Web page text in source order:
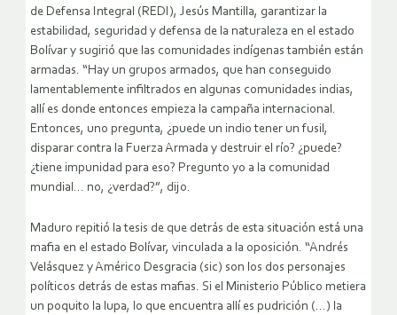
de Defensa Integral (REDI), Jesús Mantilla, garantizar la
estabilidad, seguridad y defensa de la naturaleza en el estado
Bolívar y sugirió que las comunidades indígenas también están
armadas. “Hay un grupos armados, que han conseguido
lamentablemente infiltrados en algunas comunidades indias,
allí es donde entonces empieza la campaña internacional.
Entonces, uno pregunta, ¿puede un indio tener un fusil,
disparar contra la Fuerza Armada y destruir el río? ¿puede?
¿tiene impunidad para eso? Pregunto yo a la comunidad
mundial… no, ¿verdad?”, dijo.
Maduro repitió la tesis de que detrás de esta situación está una
mafia en el estado Bolívar, vinculada a la oposición. “Andrés
Velásquez y Américo Desgracia (sic) son los dos personajes
políticos detrás de estas mafias. Si el Ministerio Público metiera
un poquito la lupa, lo que encuentra allí es pudrición (…) la